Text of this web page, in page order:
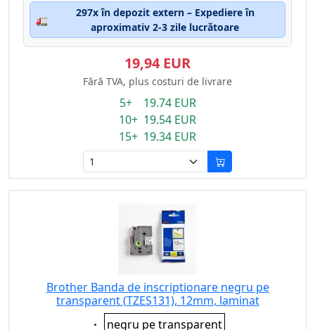
🚛
297x în depozit extern – Expediere în
aproximativ 2-3 zile lucrătoare
19,94 EUR
Fără TVA, plus costuri de livrare
5+ 19.74 EUR
10+ 19.54 EUR
15+ 19.34 EUR
Brother Banda de inscriptionare negru pe
transparent (TZES131), 12mm, laminat
Eigenschaft:
negru pe transparent